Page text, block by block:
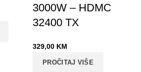
3000W – HDMC
32400 TX
329,00 KM
PROČITAJ VIŠE